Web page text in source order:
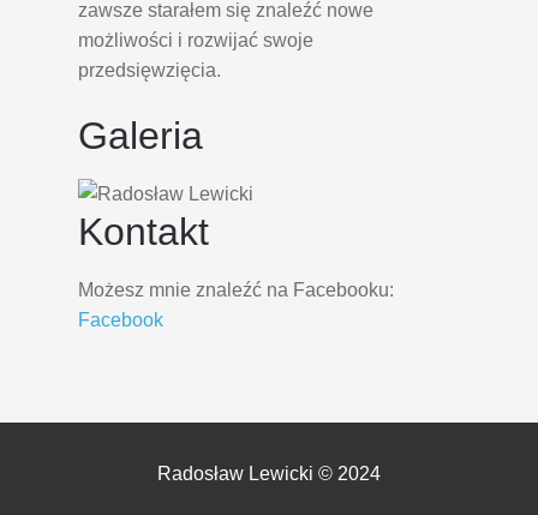
zawsze starałem się znaleźć nowe
możliwości i rozwijać swoje
przedsięwzięcia.
Galeria
Kontakt
Możesz mnie znaleźć na Facebooku:
Facebook
Radosław Lewicki © 2024